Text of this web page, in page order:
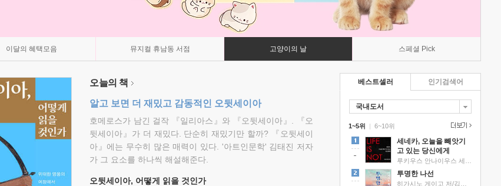
이달의 혜택모음 뮤지컬 휴남동 서점 고양이의 날 스페셜 Pick
오늘의 책
알고 보면 더 재밌고 감동적인 오뒷세이아
호메로스가 남긴 걸작 『일리아스』와 『오뒷세이아』. 『오
뒷세이아』가 더 재밌다. 단순히 재밌기만 할까? 『오뒷세이
아』에는 무수히 많은 매력이 있다. '아트인문학' 김태진 저자
가 그 요소를 하나씩 해설해준다.
오뒷세이아, 어떻게 읽을 것인가
베스트셀러
국내도서
1~5위 |
세네카, 오늘을 빼앗기
고 있는 당신에게
투명한 나선
6~10위
인기검색어